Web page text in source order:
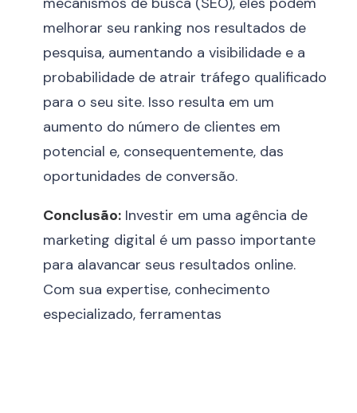
melhorar seu ranking nos resultados de
pesquisa, aumentando a visibilidade e a
probabilidade de atrair tráfego qualificado
para o seu site. Isso resulta em um
aumento do número de clientes em
potencial e, consequentemente, das
oportunidades de conversão.
Conclusão: Investir em uma agência de
marketing digital é um passo importante
para alavancar seus resultados online.
Com sua expertise, conhecimento
especializado, ferramentas